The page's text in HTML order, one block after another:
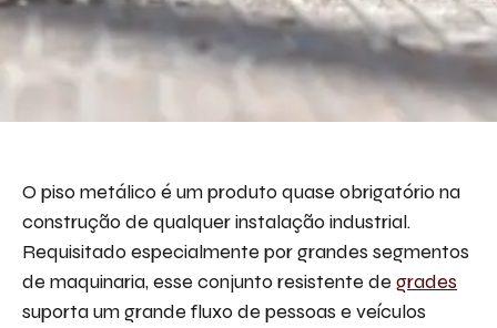
O piso metálico é um produto quase obrigatório na
construção de qualquer instalação industrial.
Requisitado especialmente por grandes segmentos
de maquinaria, esse conjunto resistente de grades
suporta um grande fluxo de pessoas e veículos